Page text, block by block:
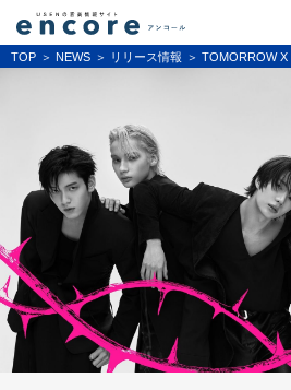
TOP NEWS リリース情報 TOMORROW X